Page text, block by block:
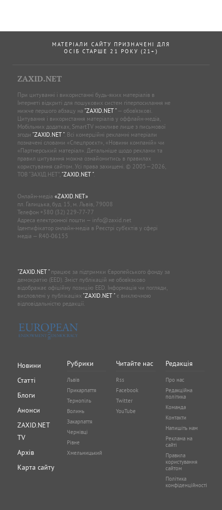
МАТЕРІАЛИ САЙТУ ПРИЗНАЧЕНІ ДЛЯ
ОСІБ СТАРШЕ 21 РОКУ (21+)
ZAXID.NET
При цитуванні і використанні будь-яких матеріалів в
Інтернеті відкриті для пошукових систем гіперпосилання не
нижче першого абзацу на "ZAXID.NET "— обов’язкові.
Цитування і використання матеріалів у оффлайн-медіа,
Мобільних додатках, SmartTV можливе лише з письмової
згоди "ZAXID.NET ". Всі комерційні рекламні матеріали
позначені словами «Спецпроєкт», «Новини компаній» чи
«Партнерський матеріал». Детальніше щодо реклами та
правил цитування можна ознайомитись в правилах
користування сайтом. Усі права захищені. © 2005—2026,
ТОВ “ЗАХІД.НЕТ”, "ZAXID.NET ".
Онлайн-медіа «ZAXID.NET»
пл. Галицька, буд. 15, м. Львів, 79008
Телефон +380 (32) 229-77-77
Адреса електронної пошти — info@zaxid.net
Ідентифікатор онлайн-медіа в Реєстрі суб'єктів у сфері
медіа — R40-06155
"ZAXID.NET "працює за підтримки Європейського фонду за
демократію (EED). Зміст публікацій не обов’язково
відображає офіційну позицію EED. Інформація чи погляди,
висловлені у публікаціях "ZAXID.NET "є виключною
відповідальністю редакції.
Новини
Статті
Блоги
Анонси
ZAXID.NET
TV
Архів
Карта сайту
Рубрики
Львів
Прикарпаття
Тернопіль
Волинь
Закарпаття
Чернівці
Рівне
Хмельницький
Читайте нас
Rss
Facebook
Twitter
YouTube
Редакція
Про нас
Редакційна
політика
Команда
Контакти
Напишіть нам
Реклама на
сайті
Правила
користування
сайтом
Політика
конфіденційності